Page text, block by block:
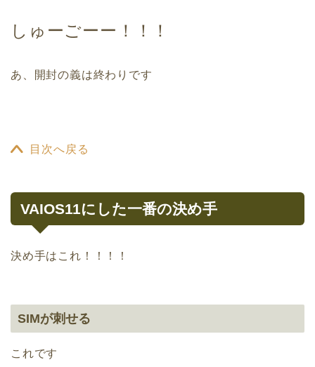
しゅーごーー！！！
あ、開封の義は終わりです
目次へ戻る
VAIOS11にした一番の決め手
決め手はこれ！！！！
SIMが刺せる
これです